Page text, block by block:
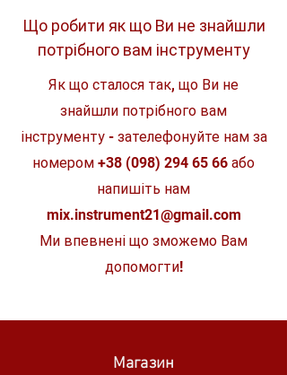
Комплект 1 шт.
Що робити як що Ви не знайшли
потрібного вам інструменту
Як що сталося так, що Ви не
знайшли потрібного вам
інструменту - зателефонуйте нам за
номером +38 (098) 294 65 66 або
напишіть нам
mix.instrument21@gmail.com
Ми впевнені що зможемо Вам
допомогти!
Магазин